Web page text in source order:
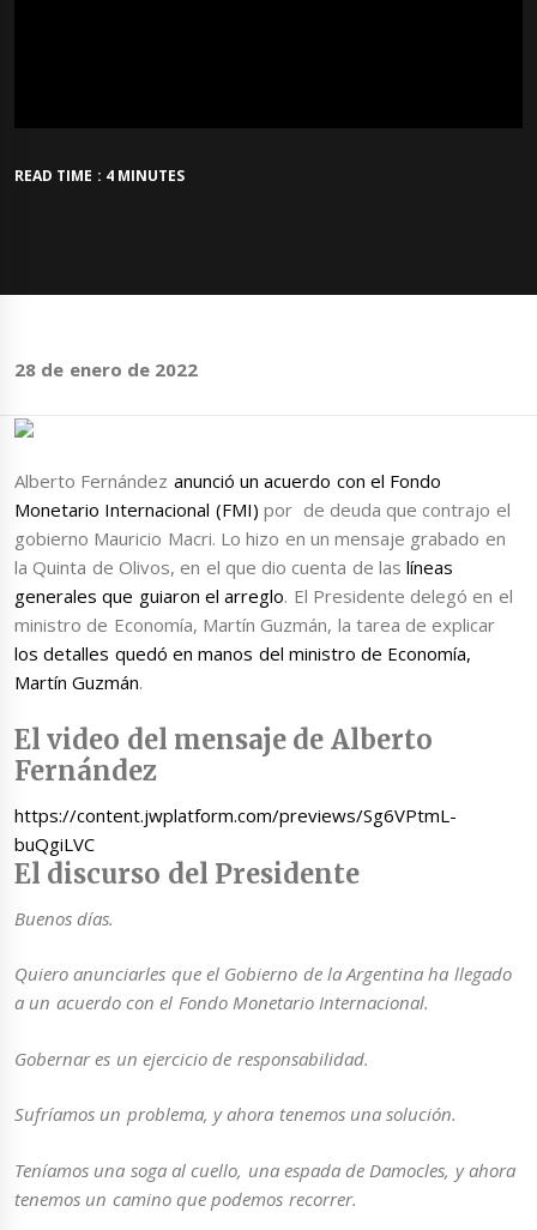
READ TIME : 4 MINUTES
28 de enero de 2022
Alberto Fernández anunció un acuerdo con el Fondo
Monetario Internacional (FMI) por de deuda que contrajo el
gobierno Mauricio Macri. Lo hizo en un mensaje grabado en
la Quinta de Olivos, en el que dio cuenta de laslíneas
generales que guiaron el arreglo. El Presidente delegó en el
ministro de Economía, Martín Guzmán, la tarea de explicar
los detalles quedó en manos del ministro de Economía,
Martín Guzmán.
El video del mensaje de Alberto
Fernández
https://content.jwplatform.com/previews/Sg6VPtmL-
buQgiLVC
El discurso del Presidente
Buenos días.
Quiero anunciarles que el Gobierno de la Argentina ha llegado
a un acuerdo con el Fondo Monetario Internacional.
Gobernar es un ejercicio de responsabilidad.
Sufríamos un problema, y ahora tenemos una solución.
Teníamos una soga al cuello, una espada de Damocles, y ahora
tenemos un camino que podemos recorrer.